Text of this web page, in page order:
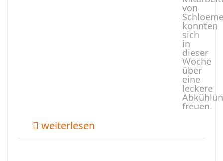
von
konnten
sich
in
dieser
Woche
über
eine
leckere
freuen.
weiterlesen